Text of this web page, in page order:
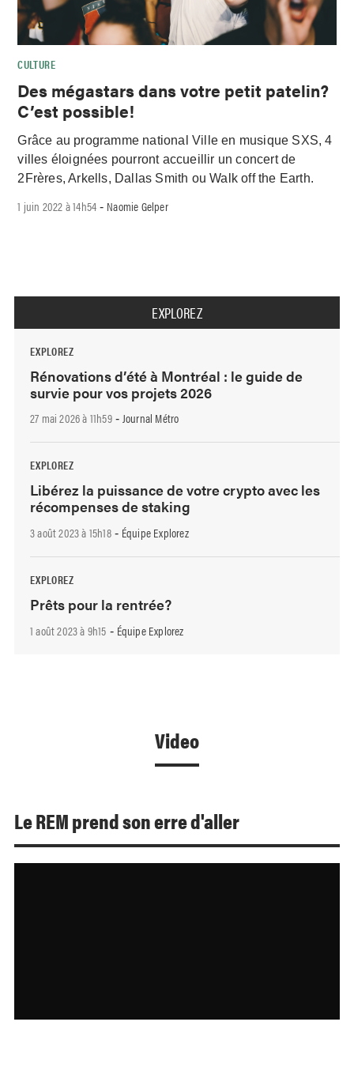
CULTURE
Des mégastars dans votre petit patelin?
C’est possible!
Grâce au programme national Ville en musique SXS, 4
villes éloignées pourront accueillir un concert de
2Frères, Arkells, Dallas Smith ou Walk off the Earth.
1 juin 2022 à 14h54 - Naomie Gelper
EXPLOREZ
EXPLOREZ
Rénovations d’été à Montréal : le guide de
survie pour vos projets 2026
27 mai 2026 à 11h59- Journal Métro
EXPLOREZ
Libérez la puissance de votre crypto avec les
récompenses de staking
3 août 2023 à 15h18- Équipe Explorez
EXPLOREZ
Prêts pour la rentrée?
1 août 2023 à 9h15 - Équipe Explorez
Video
Le REM prend son erre d'aller